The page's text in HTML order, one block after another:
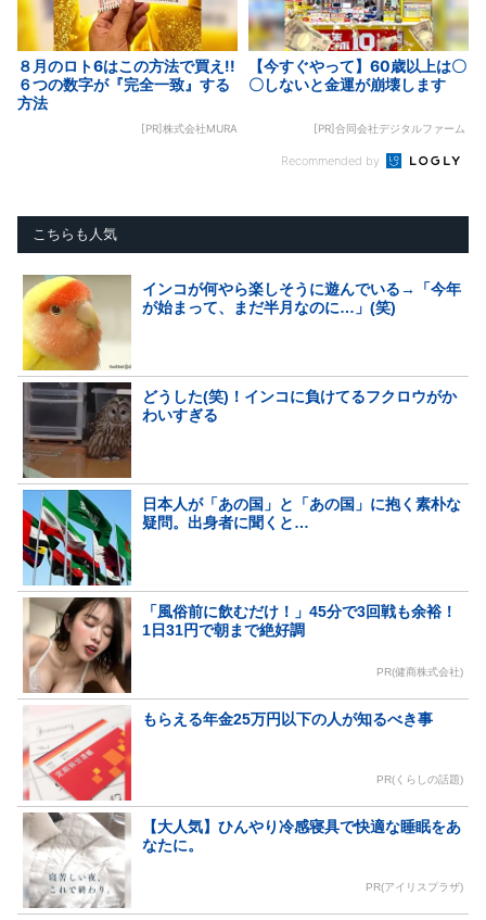
８月のロト6はこの方法で買え!!
６つの数字が『完全一致』する
方法
[PR]株式会社MURA
【今すぐやって】60歳以上は〇
〇しないと金運が崩壊します
[PR]合同会社デジタルファーム
Recommended by
こちらも人気
インコが何やら楽しそうに遊んでいる→「今年
が始まって、まだ半月なのに…」(笑)
どうした(笑)！インコに負けてるフクロウがか
わいすぎる
日本人が「あの国」と「あの国」に抱く素朴な
疑問。出身者に聞くと…
「風俗前に飲むだけ！」45分で3回戦も余裕！
1日31円で朝まで絶好調
PR(健商株式会社)
もらえる年金25万円以下の人が知るべき事
PR(くらしの話題)
【大人気】ひんやり冷感寝具で快適な睡眠をあ
なたに。
PR(アイリスプラザ)